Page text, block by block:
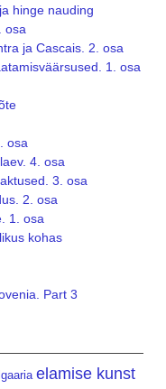
hinge nauding
osa
ja Cascais. 2. osa
1. osa
osa
4. osa
3. osa
2. osa
1. osa
kohas
Part 3
elamise kunst